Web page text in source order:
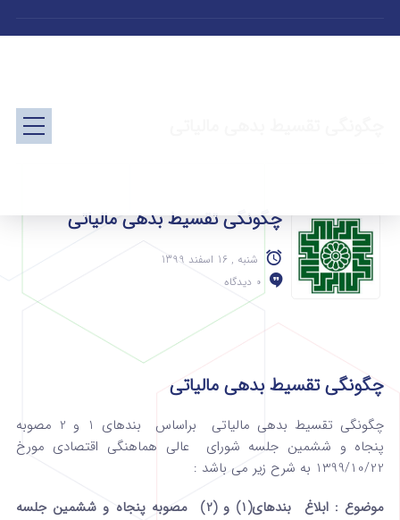
چگونگی تقسیط بدهی مالیاتی
شنبه , 16 اسفند 1399
0 دیدگاه
چگونگی تقسیط بدهی مالیاتی
چگونگی تقسیط بدهی مالیاتی براساس بندهای 1 و 2 مصوبه
پنجاه و ششمین جلسه شورای عالی هماهنگی اقتصادی مورخ
1399/10/22 به شرح زیر می باشد :
موضوع : ابلاغ بندهای(1) و (2) مصوبه پنجاه و ششمین جلسه